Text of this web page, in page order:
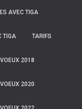
AVEC TIGA
TIGA TARIFS
2018
2020